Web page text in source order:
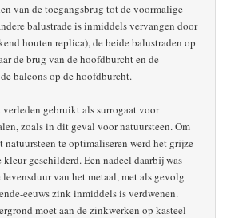
van de toegangsbrug tot de voormalige
balustrade is inmiddels vervangen door
houten replica), de beide balustraden op
de brug van de hoofdburcht en de
balcons op de hoofdburcht.
gebruikt als surrogaat voor
zoals in dit geval voor natuursteen. Om
natuursteen te optimaliseren werd het grijze
geschilderd. Een nadeel daarbij was
van het metaal, met als gevolg
eeuws zink inmiddels is verdwenen.
moet aan de zinkwerken op kasteel